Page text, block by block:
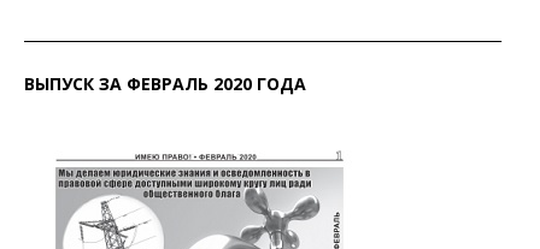
ВЫПУСК ЗА ФЕВРАЛЬ 2020 ГОДА